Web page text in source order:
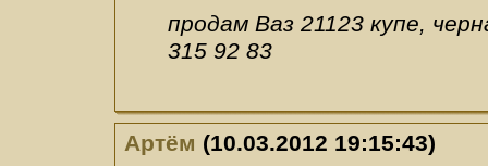
продам Ваз 21123 купе,
315 92 83
Артём (10.03.2012 19:15:43)